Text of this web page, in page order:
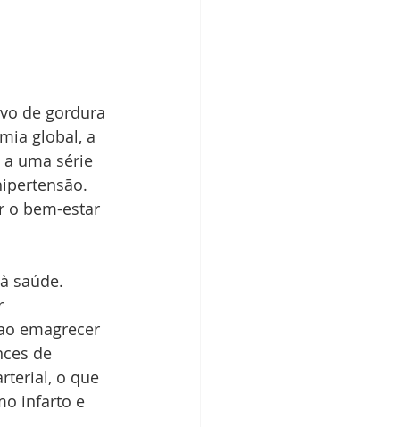
de gordura
global, a
uma série
o bem-estar
saúde.
emagrecer
de
o que
infarto e